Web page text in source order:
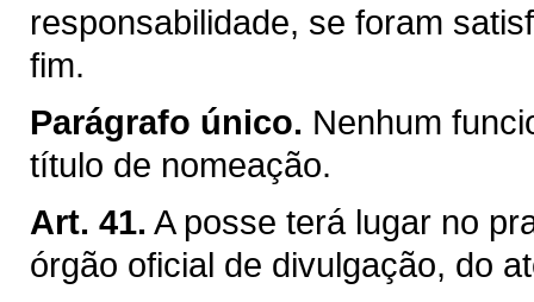
responsabilidade, se foram
fim.
Parágrafo único. Nenhum
título de nomeação.
Art. 41. A posse terá lugar no
órgão oficial de divulgação, do